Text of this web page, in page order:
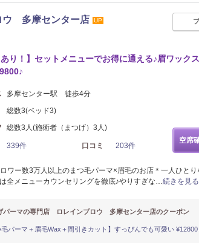
ウ 多摩センター店 UP
あり！】セットメニューでお得に通える♪眉ワック
多摩センター駅 徒歩4分
総数3(ベッド3)
総数3人(施術者（まつげ）3人)
339件 口コミ 203件
空席
ワー数3万人以上のまつ毛パーマ×眉毛のお店＊一人ひと
全メニューカウンセリングを徹底♪やりすぎな…続きを見る
パーマの専門店 ロレインブロウ 多摩センター店のクーポン
毛パーマ＋眉毛Wax＋間引きカット】すっぴんでも可愛い